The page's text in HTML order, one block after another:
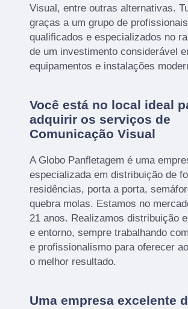
Visual, entre outras alternativas.
graças a um grupo de profissionais
qualificados e especializados no
de um investimento considerável
equipamentos e instalações
Você está no local ideal
adquirir os serviços de
Comunicação Visual
A Globo Panfletagem é uma
especializada em distribuição de
residências, porta a porta,
quebra molas. Estamos no
21 anos. Realizamos distribuição
e entorno, sempre trabalhando
e profissionalismo para oferecer
o melhor resultado.
Uma empresa excelente